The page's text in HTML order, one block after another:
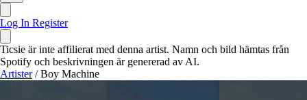
Log In Register
Ticsie är inte affilierat med denna artist. Namn och bild hämtas från
Spotify och beskrivningen är genererad av AI.
Artister / Boy Machine